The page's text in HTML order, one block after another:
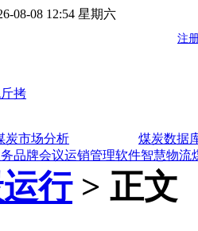
08-08 12:54 星期六
炭市场分析
煤炭数据
品牌会议运销管理软件智慧物流
行> 正文